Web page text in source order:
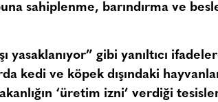
sahiplenme, barındırma ve
yasaklanıyor” gibi yanıltıcı
kedi ve köpek dışındaki
‘üretim izni’ verdiği